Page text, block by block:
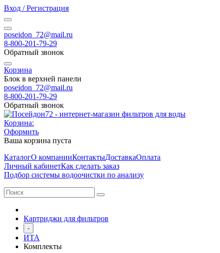
Вход / Регистрация
poseidon_72@mail.ru
8-800-201-79-29
Обратный звонок
Корзина
Блок в верхней панели
poseidon_72@mail.ru
8-800-201-79-29
Обратный звонок
Корзина:
Оформить
Ваша корзина пуста
КаталогО компанииКонтактыДоставкаОплата
Личный кабинетКак сделать заказ
Подбор системы водоочистки по анализу
Картриджи для фильтров
-
ИТА
Комплекты